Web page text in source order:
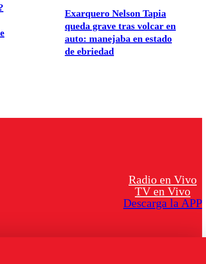
Exarquero Nelson Tapia
queda grave tras volcar en
auto: manejaba en estado
de ebriedad
Radio en Vivo
TV en Vivo
Descarga la APP